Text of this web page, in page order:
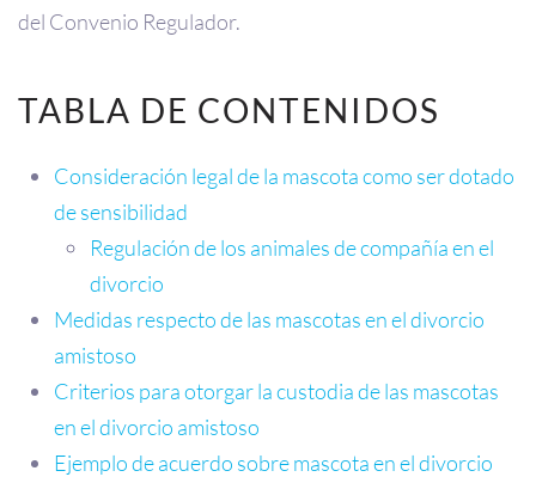
del Convenio Regulador.
TABLA DE CONTENIDOS
Consideración legal de la mascota como ser dotado
de sensibilidad
Regulación de los animales de compañía en el
divorcio
Medidas respecto de las mascotas en el divorcio
amistoso
Criterios para otorgar la custodia de las mascotas
en el divorcio amistoso
Ejemplo de acuerdo sobre mascota en el divorcio